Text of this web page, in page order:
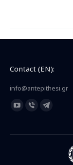
Contact (EN):
info@antepithesi.gr
Find us on:
YouTube
opens
Viber
opens
Telegram
opens